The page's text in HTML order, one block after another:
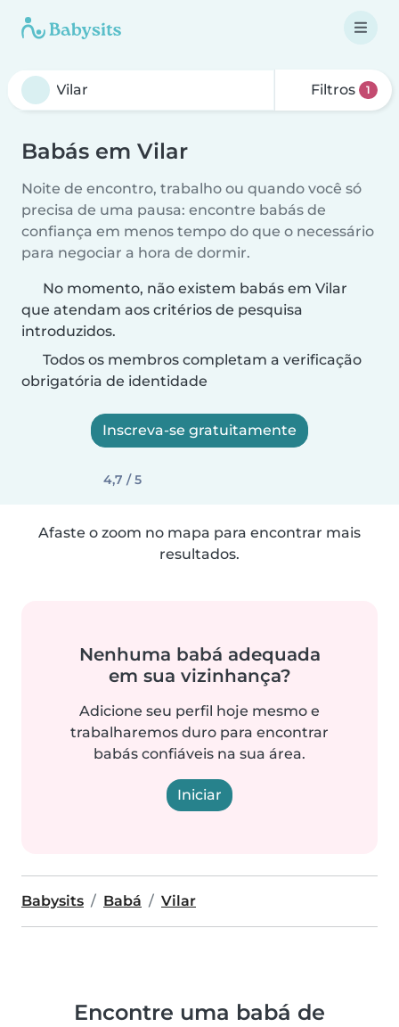
Filtros 1
Babás em Vilar
Noite de encontro, trabalho ou quando você só
precisa de uma pausa: encontre babás de
confiança em menos tempo do que o necessário
para negociar a hora de dormir.
No momento, não existem babás em Vilar
que atendam aos critérios de pesquisa
introduzidos.
Todos os membros completam a verificação
obrigatória de identidade
Inscreva-se gratuitamente
4,7 / 5
Afaste o zoom no mapa para encontrar mais
resultados.
Nenhuma babá adequada
em sua vizinhança?
Adicione seu perfil hoje mesmo e
trabalharemos duro para encontrar
babás confiáveis na sua área.
Iniciar
Babysits Babá Vilar
Encontre uma babá de